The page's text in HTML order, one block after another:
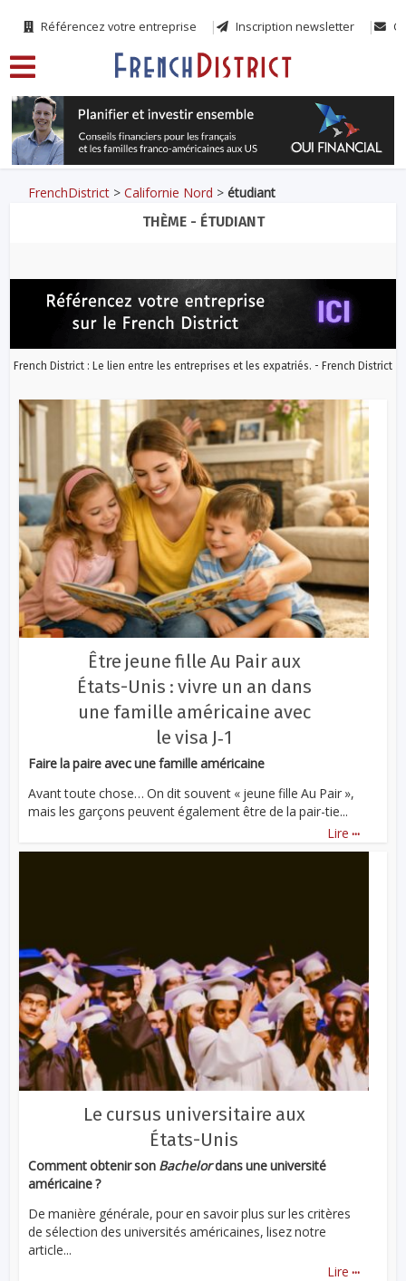
Référencez votre entreprise Inscription newsletter
FrenchDistrict >Californie Nord >étudiant
THÈME - ÉTUDIANT
French District : Le lien entre les entreprises et les expatriés. - French District
Être jeune fille Au Pair aux
États-Unis : vivre un an dans
une famille américaine avec
le visa J‑1
Faire la paire avec une famille américaine
Avant toute chose… On dit souvent « jeune fille Au Pair »,
mais les garçons peuvent également être de la pair-tie...
Lire ...
Le cursus universitaire aux
États-Unis
Comment obtenir son Bachelordans une université
américaine ?
De manière générale, pour en savoir plus sur les critères
de sélection des universités américaines, lisez notre
article...
Lire ...